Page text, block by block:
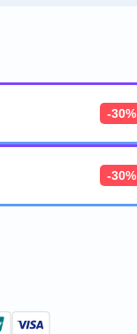
-30%
-30%